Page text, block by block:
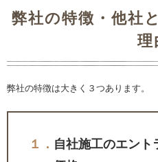
弊社の特徴・他社
理
弊社の特徴は大きく３つあります。
１． 自社施工のエント